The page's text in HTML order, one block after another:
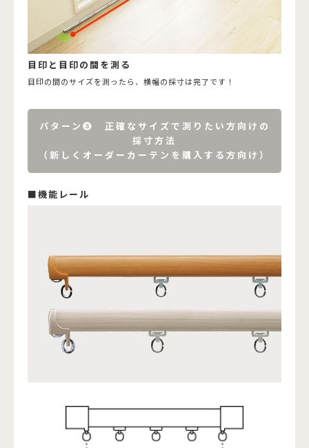
目印と目印の間を測る
目印の間のサイズを測ったら、横幅の採寸は完了です！
パターン➌ 正確なサイズで測りたい方向けの
採寸方法
（新しくオーダーカーテンを購入する方向け）
■機能レール